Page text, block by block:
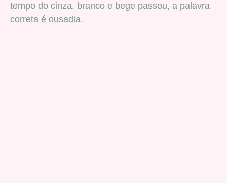
tempo do cinza, branco e bege passou, a palavra
correta é ousadia.